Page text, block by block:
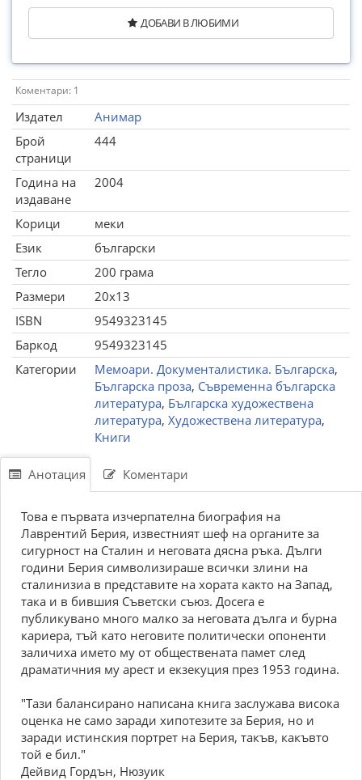
ДОБАВИ В ЛЮБИМИ
Коментари: 1
Издател
Анимар
Брой
страници
444
Година на
издаване
2004
Корици
меки
Език
български
Тегло
200 грама
Размери
20x13
ISBN
9549323145
Баркод
9549323145
Категории
Мемоари. Документалистика. Българска,
Българска проза, Съвременна българска
литература, Българска художествена
литература, Художествена литература,
Книги
Анотация Коментари
Това е първата изчерпателна биография на
Лаврентий Берия, известният шеф на органите за
сигурност на Сталин и неговата дясна ръка. Дълги
години Берия символизираше всички злини на
сталинизиа в представите на хората както на Запад,
така и в бившия Съветски съюз. Досега е
публикувано много малко за неговата дълга и бурна
кариера, тъй като неговите политически опоненти
заличиха името му от обществената памет след
драматичния му арест и екзекуция през 1953 година.
"Тази балансирано написана книга заслужава висока
оценка не само заради хипотезите за Берия, но и
заради истинския портрет на Берия, такъв, какъвто
той е бил."
Дейвид Гордън, Нюзуик